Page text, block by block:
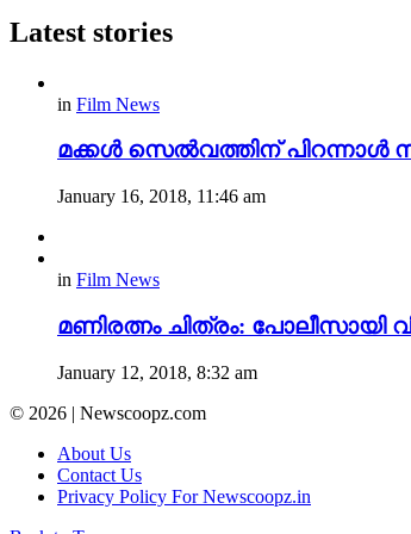
Latest stories
in Film News
മക്കൾ സെൽവത്തിന് പിറന്നാൾ
January 16, 2018, 11:46 am
in Film News
മണിരത്നം ചിത്രം:
January 12, 2018, 8:32 am
© 2026 | Newscoopz.com
About Us
Contact Us
Privacy Policy For Newscoopz.in